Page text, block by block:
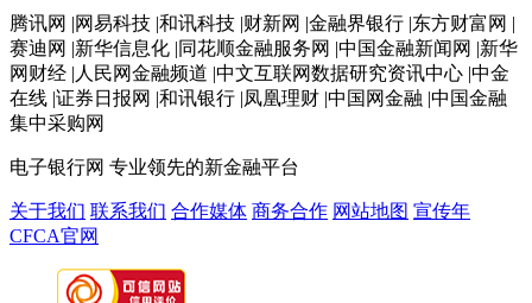
腾讯网 |网易科技 |和讯科技 |财新网 |金融界银行 |东方财富网 |
赛迪网 |新华信息化 |同花顺金融服务网 |中国金融新闻网 |新华
网财经 |人民网金融频道 |中文互联网数据研究资讯中心 |中金
在线 |证券日报网 |和讯银行 |凤凰理财 |中国网金融 |中国金融
集中采购网
电子银行网 专业领先的新金融平台
关于我们 联系我们 合作媒体 商务合作 网站地图 宣传年
CFCA官网